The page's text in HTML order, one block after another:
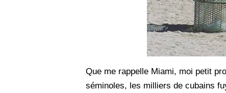
Que me rappelle Miami, moi petit
séminoles, les milliers de cubains